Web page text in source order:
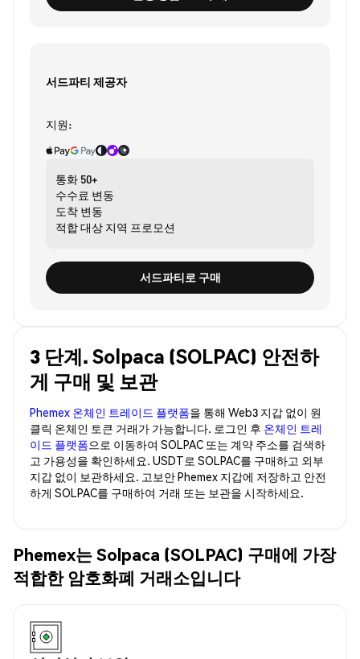
서드파티 제공자
지원:
통화 50+
수수료 변동
도착 변동
적합 대상 지역 프로모션
서드파티로 구매
3 단계. Solpaca (SOLPAC) 안전하
게 구매 및 보관
Phemex 온체인 트레이드 플랫폼을 통해 Web3 지갑 없이 원
클릭 온체인 토큰 거래가 가능합니다. 로그인 후 온체인 트레
이드 플랫폼으로 이동하여 SOLPAC 또는 계약 주소를 검색하
고 가용성을 확인하세요. USDT로 SOLPAC를 구매하고 외부
지갑 없이 보관하세요. 고보안 Phemex 지갑에 저장하고 안전
하게 SOLPAC를 구매하여 거래 또는 보관을 시작하세요.
Phemex는 Solpaca (SOLPAC) 구매에 가장
적합한 암호화폐 거래소입니다